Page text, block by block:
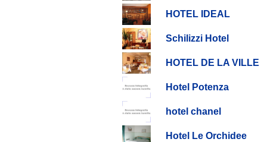
HOTEL IDEAL
Schilizzi Hotel
HOTEL DE LA VILLE
Hotel Potenza
hotel chanel
Hotel Le Orchidee